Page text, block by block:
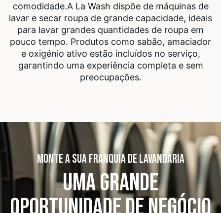
comodidade.A La Wash dispõe de máquinas de
lavar e secar roupa de grande capacidade, ideais
para lavar grandes quantidades de roupa em
pouco tempo. Produtos como sabão, amaciador
e oxigénio ativo estão incluídos no serviço,
garantindo uma experiência completa e sem
preocupações.
MONTE A SUA FRANQUIA DE LAVANDARIA
UMA GRANDE
OPORTUNIDADE DE NEGÓCIO